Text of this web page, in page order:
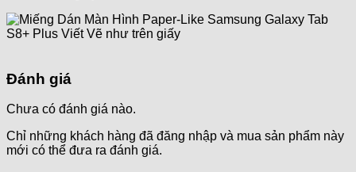
Đánh giá
Chưa có đánh giá nào.
Chỉ những khách hàng đã đăng nhập và mua sản phẩm này
mới có thể đưa ra đánh giá.